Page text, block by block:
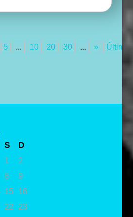
5 ... 10 20 30 ... »
Última
S
D
1
2
8
9
15
16
22
23